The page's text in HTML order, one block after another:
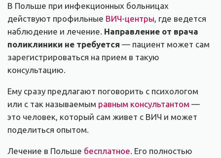
В Польше при инфекционных больницах
действуют профильные ВИЧ-центры, где ведется
наблюдение и лечение. Направление от врача
поликлиники не требуется — пациент может сам
зарегистрироваться на прием в такую
консультацию.
Ему сразу предлагают поговорить с психологом
или с так называемым равным консультантом —
это человек, который сам живет с ВИЧ и может
поделиться опытом.
Лечение в Польше бесплатное. Его полностью